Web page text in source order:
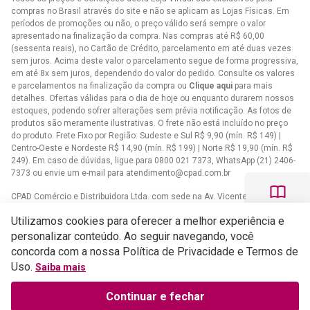
compras no Brasil através do site e não se aplicam as Lojas Físicas. Em
períodos de promoções ou não, o preço válido será sempre o valor
apresentado na finalização da compra. Nas compras até R$ 60,00
(sessenta reais), no Cartão de Crédito, parcelamento em até duas vezes
sem juros. Acima deste valor o parcelamento segue de forma progressiva,
em até 8x sem juros, dependendo do valor do pedido. Consulte os valores
e parcelamentos na finalização da compra ou Clique aqui para mais
detalhes. Ofertas válidas para o dia de hoje ou enquanto durarem nossos
estoques, podendo sofrer alterações sem prévia notificação. As fotos de
produtos são meramente ilustrativas. O frete não está incluído no preço
do produto. Frete Fixo por Região: Sudeste e Sul R$ 9,90 (mín. R$ 149) |
Centro-Oeste e Nordeste R$ 14,90 (mín. R$ 199) | Norte R$ 19,90 (mín. R$
249). Em caso de dúvidas, ligue para 0800 021 7373, WhatsApp (21) 2406-
7373 ou envie um e-mail para atendimento@cpad.com.br
CPAD Comércio e Distribuidora Ltda. com sede na Av. Vicente de Carvalho,
Casa Publicadora das Assembleias de Deus com sede na Av. Brasil,
34.401 - Bangu - CEP 21852-002 - Rio de Janeiro - RJCNPJ
33.608.332/0001-02
Utilizamos cookies para oferecer a melhor experiência e
personalizar conteúdo. Ao seguir navegando, você
concorda com a nossa Política de Privacidade e Termos de
Uso. Saiba mais
Continuar e fechar